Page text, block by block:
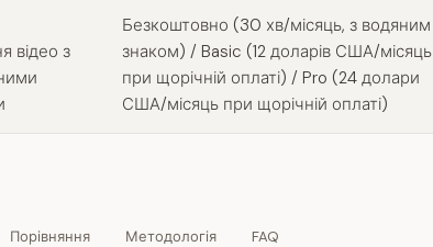
відео з
Безкоштовно (30 хв/місяць, з водяним
знаком) / Basic (12 доларів США/місяць
при щорічній оплаті) / Pro (24 долари
США/місяць при щорічній оплаті)
Порівняння Методологія FAQ